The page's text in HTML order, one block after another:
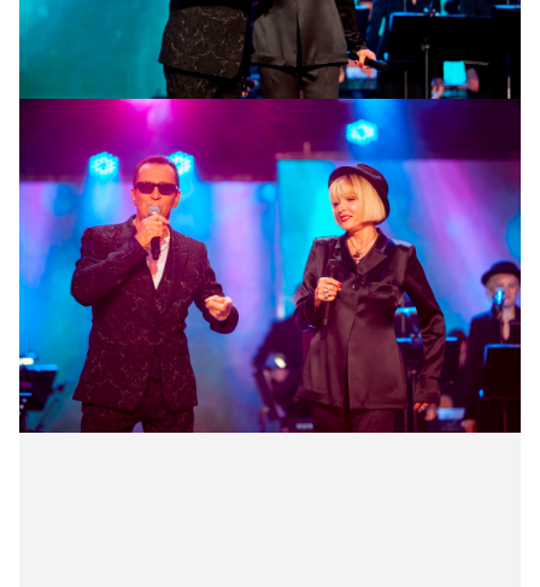
Александр Буйнов, Лайма Вайкуле